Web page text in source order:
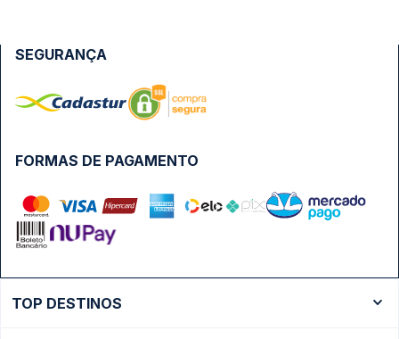
FORMAS DE PAGAMENTO
SEGURANÇA
TOP DESTINOS